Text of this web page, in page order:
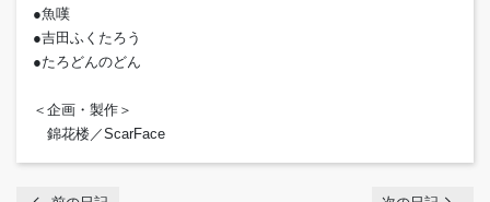
●魚嘆
●吉田ふくたろう
●たろどんのどん
＜企画・製作＞
錦花楼／ScarFace